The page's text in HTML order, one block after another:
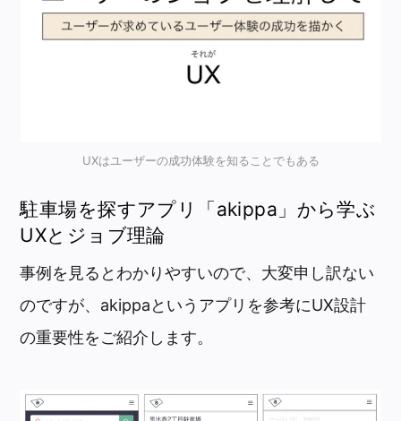
UXはユーザーの成功体験を知ることでもある
駐車場を探すアプリ「akippa」から学ぶ
UXとジョブ理論
事例を見るとわかりやすいので、大変申し訳ない
のですが、akippaというアプリを参考にUX設計
の重要性をご紹介します。